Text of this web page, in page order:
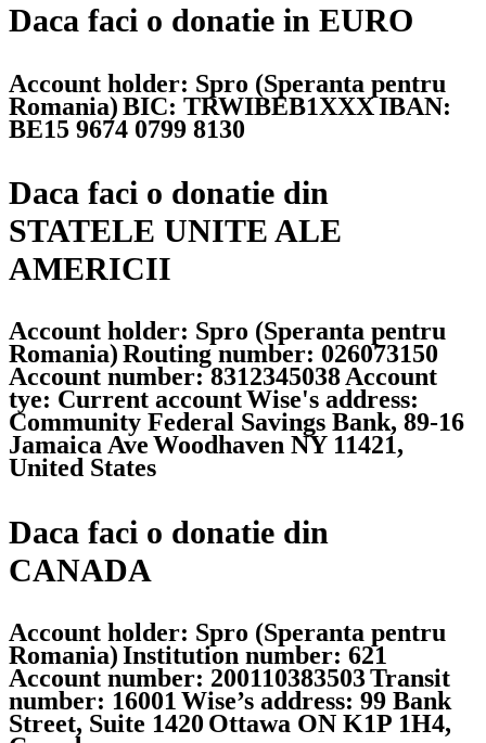
Daca faci o donatie in EURO
Account holder: Spro (Speranta pentru
Romania)BIC: TRWIBEB1XXXIBAN:
BE15 9674 0799 8130
Daca faci o donatie din
STATELE UNITE ALE
AMERICII
Account holder: Spro (Speranta pentru
Romania)Routing number: 026073150
Account number: 8312345038Account
tye: Current accountWise's address:
Community Federal Savings Bank, 89-16
Jamaica AveWoodhaven NY 11421,
United States
Daca faci o donatie din
CANADA
Account holder: Spro (Speranta pentru
Romania)Institution number: 621
Account number: 200110383503Transit
number: 16001 Wise’s address: 99 Bank
Street, Suite 1420 Ottawa ON K1P 1H4,